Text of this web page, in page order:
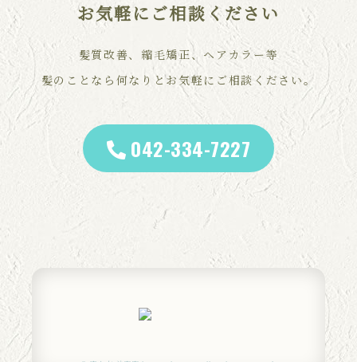
お気軽にご相談ください
髪質改善、縮毛矯正、ヘアカラー等
髪のことなら何なりとお気軽にご相談ください。
042-334-7227